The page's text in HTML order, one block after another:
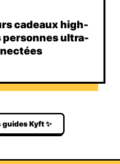
cadeaux high-
personnes ultra-
guides Kyft ✨